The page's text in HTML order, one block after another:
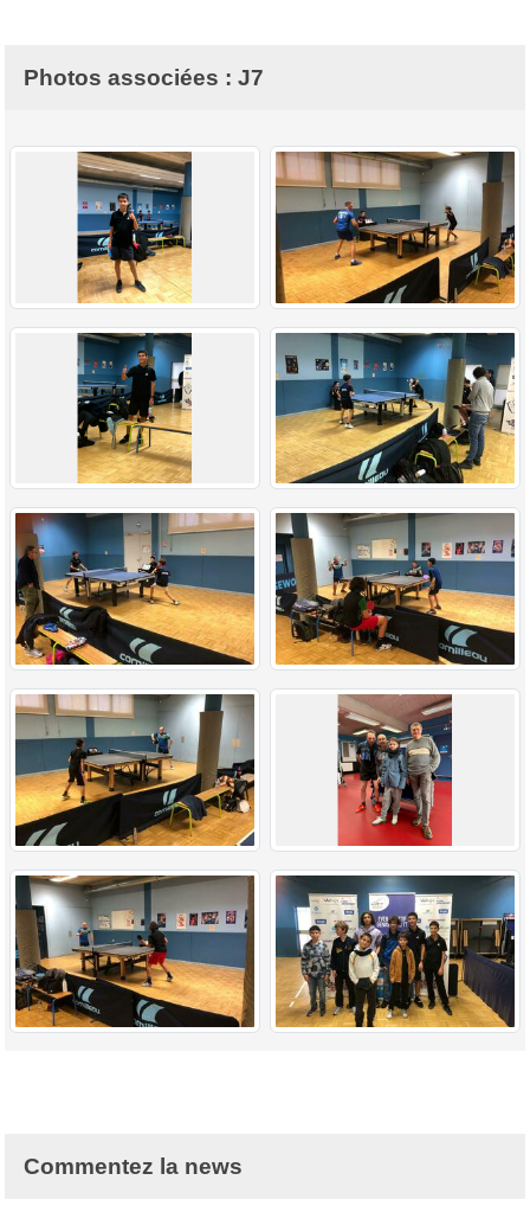
Photos associées : J7
Commentez la news